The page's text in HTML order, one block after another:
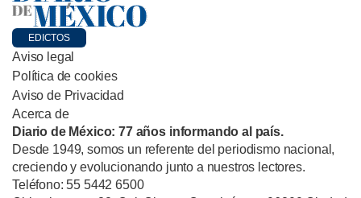
EDICTOS
Aviso legal
Política de cookies
Aviso de Privacidad
Acerca de
Diario de México: 77 años informando al país.
Desde 1949, somos un referente del periodismo nacional,
creciendo y evolucionando junto a nuestros lectores.
Teléfono: 55 5442 6500